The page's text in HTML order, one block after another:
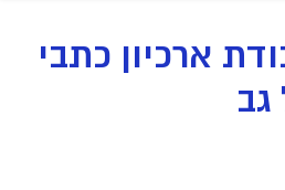
ארכיון כתבי
גב